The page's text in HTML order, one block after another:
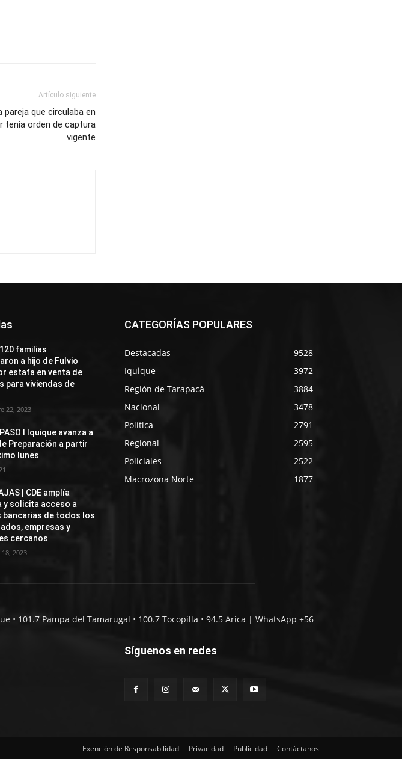
Artículo siguiente
pareja que circulaba en
tenía orden de captura
vigente
familias
a hijo de Fulvio
estafa en venta de
para viviendas de
22, 2023
PASO I Iquique avanza a
Preparación a partir
lunes
| CDE amplía
y solicita acceso a
bancarias de todos los
empresas y
cercanos
2023
CATEGORÍAS POPULARES
Destacadas
9528
Iquique
3972
Región de Tarapacá
3884
Nacional
3478
Política
2791
Regional
2595
Policiales
2522
Macrozona Norte
1877
101.7 Pampa del Tamarugal • 100.7 Tocopilla • 94.5 Arica | WhatsApp +56
Síguenos en redes
Exención de Responsabilidad Privacidad Publicidad Contáctanos